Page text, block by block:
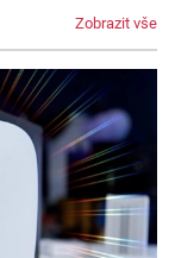
Zobrazit vše